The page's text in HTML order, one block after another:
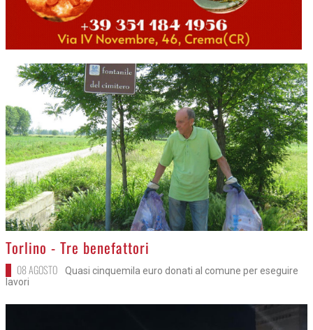
>
Torlino - Tre benefattori
08 AGOSTO
Quasi cinquemila euro donati al comune per eseguire
lavori